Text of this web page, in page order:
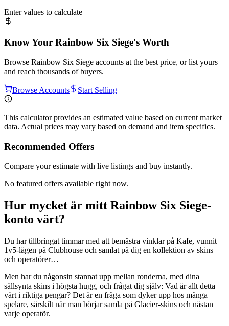
Enter values to calculate
Know Your Rainbow Six Siege's Worth
Browse Rainbow Six Siege accounts at the best price, or list yours
and reach thousands of buyers.
Browse Accounts Start Selling
This calculator provides an estimated value based on current market
data. Actual prices may vary based on demand and item specifics.
Recommended Offers
Compare your estimate with live listings and buy instantly.
No featured offers available right now.
Hur mycket är mitt Rainbow Six Siege-
konto värt?
Du har tillbringat timmar med att bemästra vinklar på Kafe, vunnit
1v5-lägen på Clubhouse och samlat på dig en kollektion av skins
och operatörer…
Men har du någonsin stannat upp mellan ronderna, med dina
sällsynta skins i högsta hugg, och frågat dig själv: Vad är allt detta
värt i riktiga pengar? Det är en fråga som dyker upp hos många
spelare, särskilt när man börjar samla på Glacier-skins och nästan
varje operatör.